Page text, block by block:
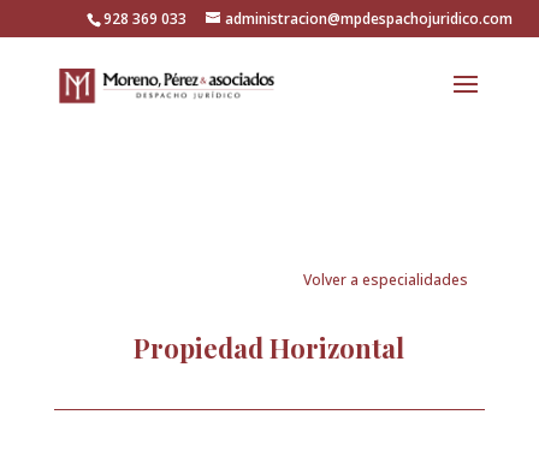
928 369 033 administracion@mpdespachojuridico.com
Volver a especialidades
Propiedad Horizontal